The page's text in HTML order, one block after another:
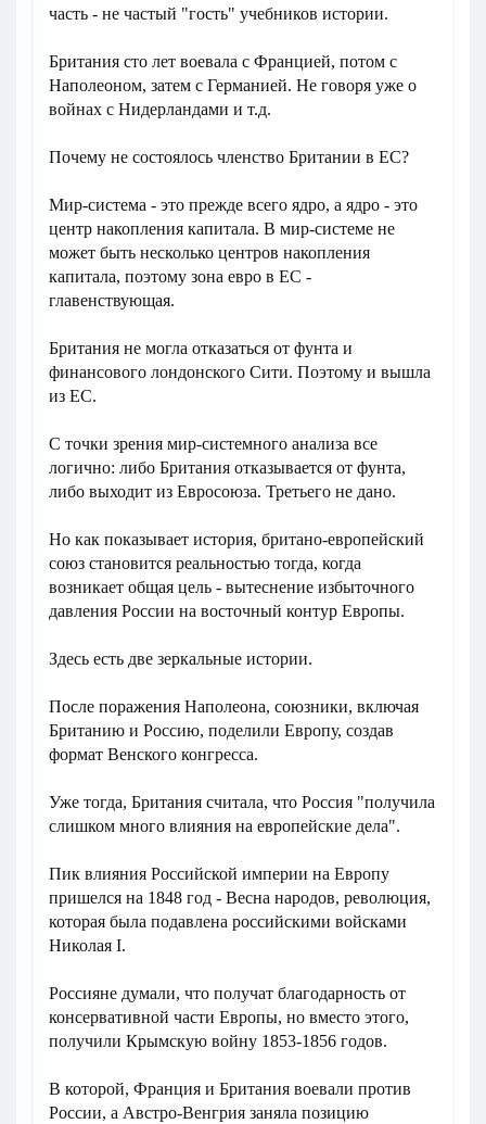
часть - не частый "гость" учебников истории.
Британия сто лет воевала с Францией, потом с
Наполеоном, затем с Германией. Не говоря уже о
войнах с Нидерландами и т.д.
Почему не состоялось членство Британии в ЕС?
Мир-система - это прежде всего ядро, а ядро - это
центр накопления капитала. В мир-системе не
может быть несколько центров накопления
капитала, поэтому зона евро в ЕС -
главенствующая.
Британия не могла отказаться от фунта и
финансового лондонского Сити. Поэтому и вышла
из ЕС.
С точки зрения мир-системного анализа все
логично: либо Британия отказывается от фунта,
либо выходит из Евросоюза. Третьего не дано.
Но как показывает история, британо-европейский
союз становится реальностью тогда, когда
возникает общая цель - вытеснение избыточного
давления России на восточный контур Европы.
Здесь есть две зеркальные истории.
После поражения Наполеона, союзники, включая
Британию и Россию, поделили Европу, создав
формат Венского конгресса.
Уже тогда, Британия считала, что Россия "получила
слишком много влияния на европейские дела".
Пик влияния Российской империи на Европу
пришелся на 1848 год - Весна народов, революция,
которая была подавлена российскими войсками
Николая І.
Россияне думали, что получат благодарность от
консервативной части Европы, но вместо этого,
получили Крымскую войну 1853-1856 годов.
В которой, Франция и Британия воевали против
России, а Австро-Венгрия заняла позицию